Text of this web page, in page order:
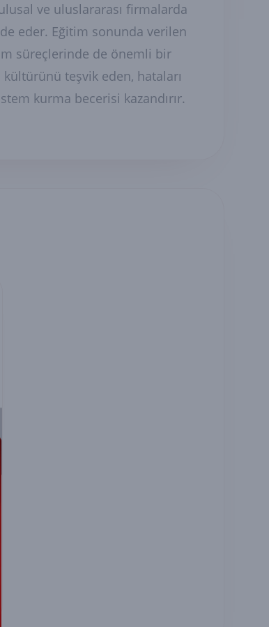
ve uluslararası firmalarda
eder. Eğitim sonunda verilen
süreçlerinde de önemli bir
teşvik eden, hataları
kurma becerisi kazandırır.